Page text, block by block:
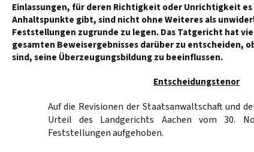
Einlassungen, für deren Richtigkeit oder Unrichtigkeit
Anhaltspunkte gibt, sind nicht ohne Weiteres als
Feststellungen zugrunde zu legen. Das Tatgericht hat
gesamten Beweisergebnisses darüber zu entscheiden,
sind, seine Überzeugungsbildung zu beeinflussen.
Entscheidungstenor
Auf die Revisionen der Staatsanwaltschaft und
Urteil des Landgerichts Aachen vom 30.
Feststellungen aufgehoben.